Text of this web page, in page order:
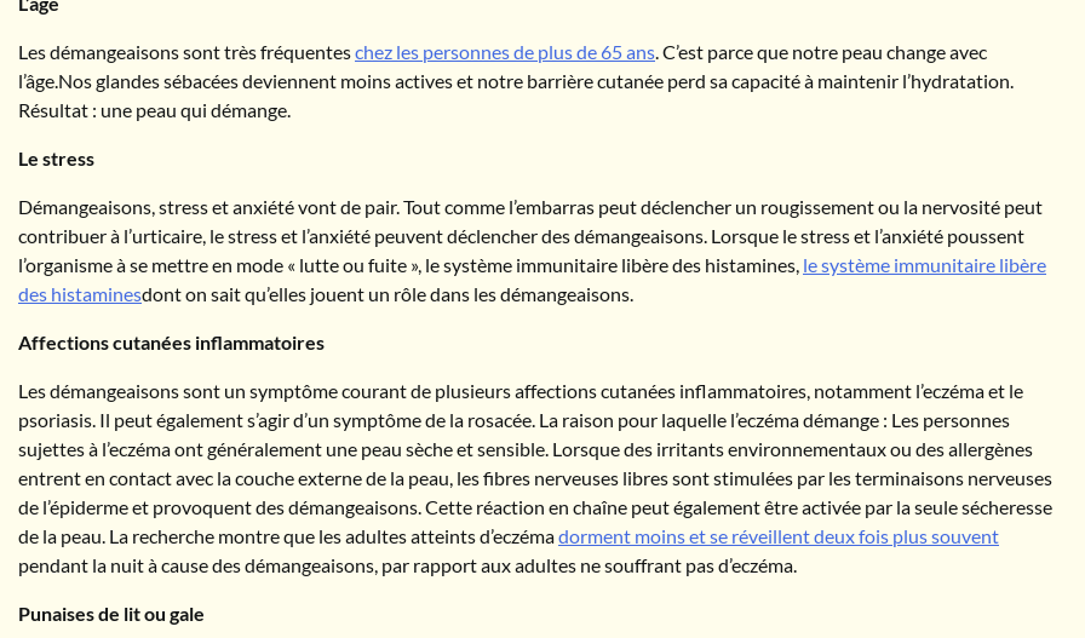
Les démangeaisons sont très fréquenteschez les personnes de plus de 65 ans. C’est parce que notre peau change avec
l’âge.Nos glandes sébacées deviennent moins actives et notre barrière cutanée perd sa capacité à maintenir l’hydratation.
Résultat : une peau qui démange.
Le stress
Démangeaisons, stress et anxiété vont de pair. Tout comme l’embarras peut déclencher un rougissement ou la nervosité peut
contribuer à l’urticaire, le stress et l’anxiété peuvent déclencher des démangeaisons. Lorsque le stress et l’anxiété poussent
l’organisme à se mettre en mode « lutte ou fuite », le système immunitaire libère des histamines, le système immunitaire libère
des histaminesdont on sait qu’elles jouent un rôle dans les démangeaisons.
Affections cutanées inflammatoires
Les démangeaisons sont un symptôme courant de plusieurs affections cutanées inflammatoires, notamment l’eczéma et le
psoriasis. Il peut également s’agir d’un symptôme de la rosacée. La raison pour laquelle l’eczéma démange : Les personnes
sujettes à l’eczéma ont généralement une peau sèche et sensible. Lorsque des irritants environnementaux ou des allergènes
entrent en contact avec la couche externe de la peau, les fibres nerveuses libres sont stimulées par les terminaisons nerveuses
de l’épiderme et provoquent des démangeaisons. Cette réaction en chaîne peut également être activée par la seule sécheresse
de la peau. La recherche montre que les adultes atteints d’eczémadorment moins et se réveillent deux fois plus souvent
pendant la nuit à cause des démangeaisons, par rapport aux adultes ne souffrant pas d’eczéma.
Punaises de lit ou gale